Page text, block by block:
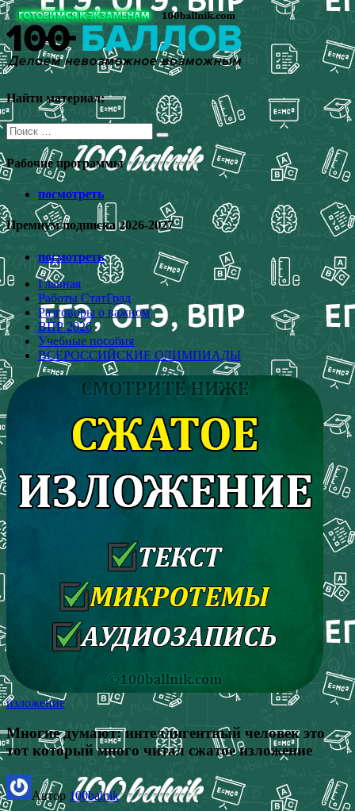
Перейти
к
содержимому
Найти материал:
Поиск
для:
Рабочие программы
посмотреть
Премиум подписка 2026-2027
посмотреть
Главная
Работы СтатГрад
Разговоры о важном
ВПР 2026
Учебные пособия
ВСЕРОССИЙСКИЕ ОЛИМПИАДЫ
изложение
Многие думают: интеллигентный человек это
тот который много читал сжатое изложение
Автор 100balnik